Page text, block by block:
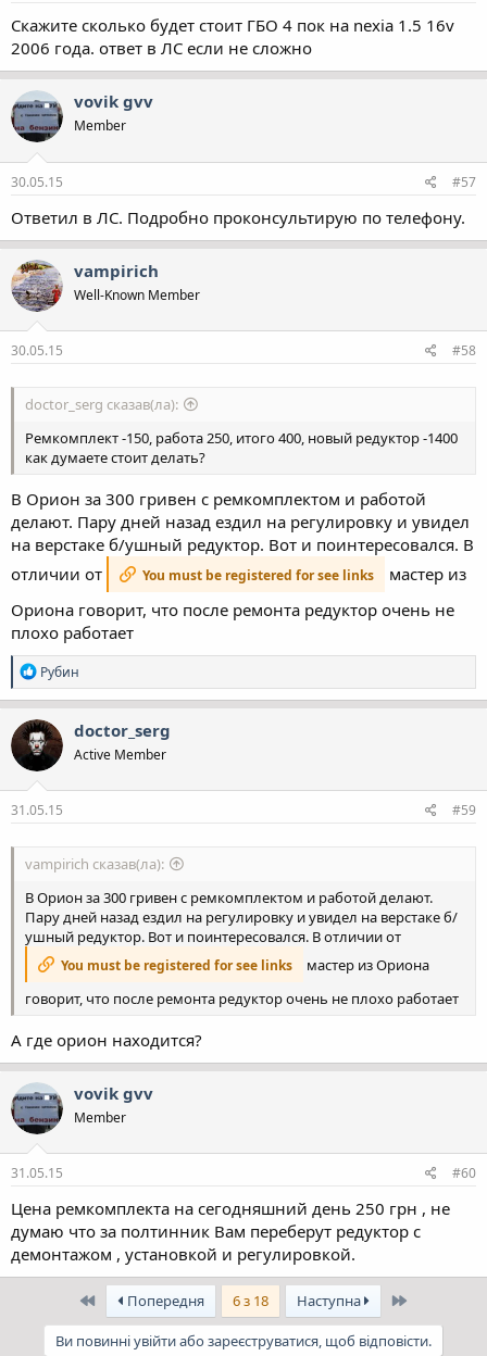
Скажите сколько будет стоит ГБО 4 пок на nexia 1.5 16v
2006 года. ответ в ЛС если не сложно
vovik gvv
Member
30.05.15 #57
Ответил в ЛС. Подробно проконсультирую по телефону.
vampirich
Well-Known Member
30.05.15 #58
doctor_serg сказав(ла):
Ремкомплект -150, работа 250, итого 400, новый редуктор -1400
как думаете стоит делать?
В Орион за 300 гривен с ремкомплектом и работой
делают. Пару дней назад ездил на регулировку и увидел
на верстаке б/ушный редуктор. Вот и поинтересовался. В
отличии от
You must be registered for see links
мастер из
Ориона говорит, что после ремонта редуктор очень не
плохо работает
Р
е
а
к
ц
і
ї
:
Рубин
doctor_serg
Active Member
31.05.15 #59
vampirich сказав(ла):
В Орион за 300 гривен с ремкомплектом и работой делают.
Пару дней назад ездил на регулировку и увидел на верстаке б/
ушный редуктор. Вот и поинтересовался. В отличии от
You must be registered for see links
мастер из Ориона
говорит, что после ремонта редуктор очень не плохо работает
А где орион находится?
vovik gvv
Member
31.05.15 #60
Цена ремкомплекта на сегодняшний день 250 грн , не
думаю что за полтинник Вам переберут редуктор с
демонтажом , установкой и регулировкой.
ПершийПопередня 6 з 18 Наступна Останній
Ви повинні увійти або зареєструватися, щоб відповісти.